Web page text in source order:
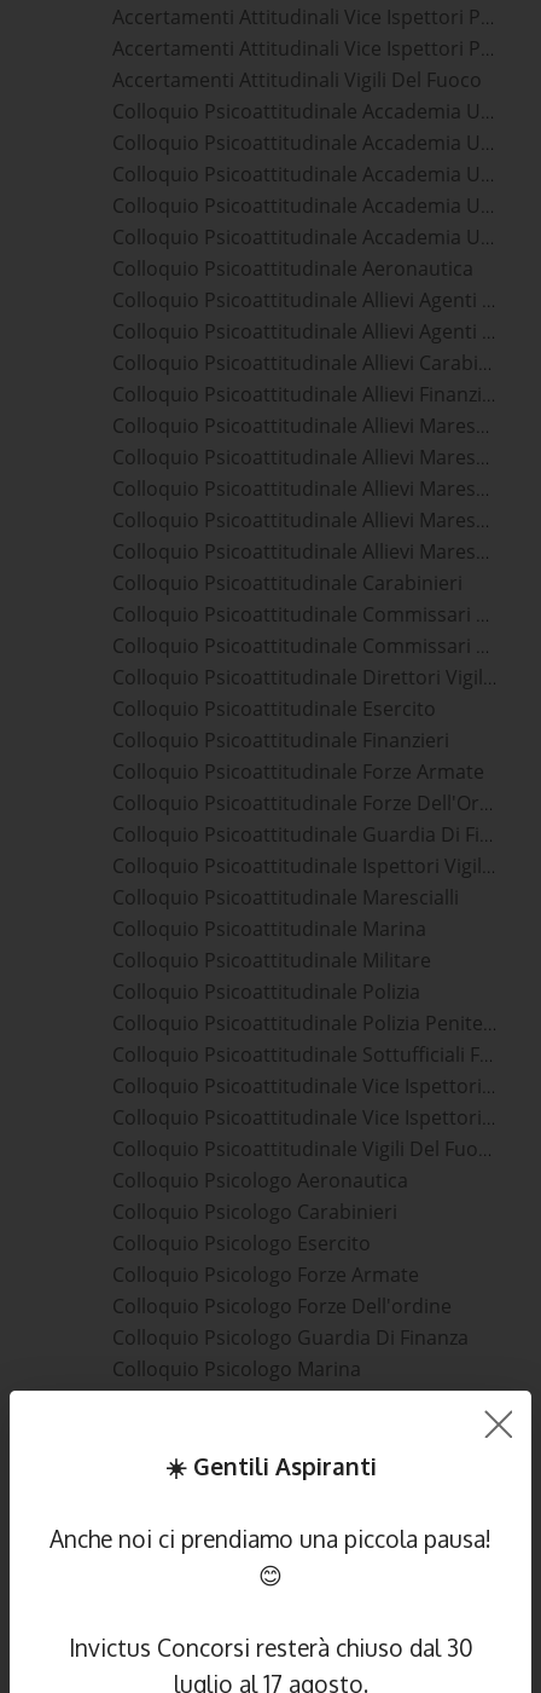
Accertamenti Attitudinali Vice Ispettori Polizia Di Stato
Accertamenti Attitudinali Vice Ispettori Polizia Penitenziaria
Accertamenti Attitudinali Vigili Del Fuoco
Colloquio Psicoattitudinale Accademia Ufficiali Aeronautica Militare
Colloquio Psicoattitudinale Accademia Ufficiali Carabinieri
Colloquio Psicoattitudinale Accademia Ufficiali Esercito
Colloquio Psicoattitudinale Accademia Ufficiali Guardia Di Finanza
Colloquio Psicoattitudinale Accademia Ufficiali Marina Militare
Colloquio Psicoattitudinale Aeronautica
Colloquio Psicoattitudinale Allievi Agenti Polizia Di Stato
Colloquio Psicoattitudinale Allievi Agenti Polizia Penitenziaria
Colloquio Psicoattitudinale Allievi Carabinieri
Colloquio Psicoattitudinale Allievi Finanzieri
Colloquio Psicoattitudinale Allievi Marescialli Aeronautica Militare
Colloquio Psicoattitudinale Allievi Marescialli Carabinieri
Colloquio Psicoattitudinale Allievi Marescialli Esercito
Colloquio Psicoattitudinale Allievi Marescialli Guardia Di Finanza
Colloquio Psicoattitudinale Allievi Marescialli Marina Militare
Colloquio Psicoattitudinale Carabinieri
Colloquio Psicoattitudinale Commissari Polizia Di Stato
Colloquio Psicoattitudinale Commissari Polizia Penitenziaria
Colloquio Psicoattitudinale Direttori Vigili Del Fuoco
Colloquio Psicoattitudinale Esercito
Colloquio Psicoattitudinale Finanzieri
Colloquio Psicoattitudinale Forze Armate
Colloquio Psicoattitudinale Forze Dell'Ordine
Colloquio Psicoattitudinale Guardia Di Finanza
Colloquio Psicoattitudinale Ispettori Vigili Del Fuoco
Colloquio Psicoattitudinale Marescialli
Colloquio Psicoattitudinale Marina
Colloquio Psicoattitudinale Militare
Colloquio Psicoattitudinale Polizia
Colloquio Psicoattitudinale Polizia Penitenziaria
Colloquio Psicoattitudinale Sottufficiali Forze Armate
Colloquio Psicoattitudinale Vice Ispettori Polizia Di Stato
Colloquio Psicoattitudinale Vice Ispettori Polizia Penitenziaria
Colloquio Psicoattitudinale Vigili Del Fuoco
Colloquio Psicologo Aeronautica
Colloquio Psicologo Carabinieri
Colloquio Psicologo Esercito
Colloquio Psicologo Forze Armate
Colloquio Psicologo Forze Dell'ordine
Colloquio Psicologo Guardia Di Finanza
Colloquio Psicologo Marina
Colloquio Psicologo Vigili Del Fuoco
Concorsi Ministero Dell'Interno
Concorso Accademia Aeronautica Militare
Concorso Accademia Marina Militare
☀️ Gentili Aspiranti
Anche noi ci prendiamo una piccola pausa!
😊
Invictus Concorsi resterà chiuso dal 30
luglio al 17 agosto.